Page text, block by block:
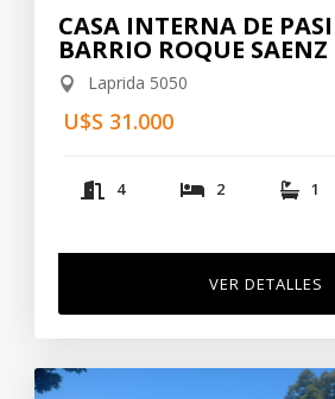
CASA INTERNA DE
BARRIO ROQUE
Laprida 5050
U$S 31.000
4 2 1
VER DETALLES